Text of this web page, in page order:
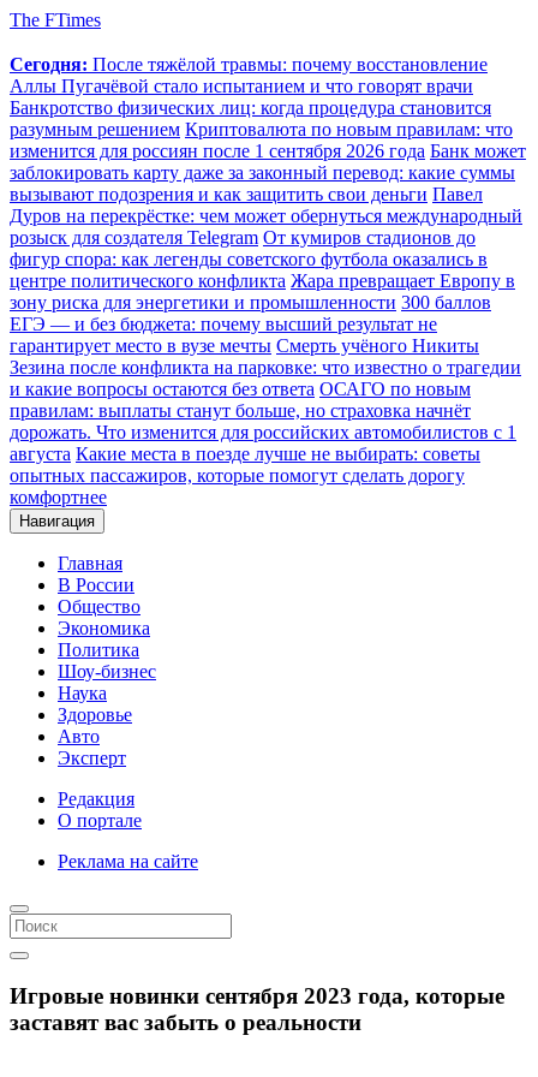
The FTimes
Сегодня: После тяжёлой травмы: почему восстановление
Аллы Пугачёвой стало испытанием и что говорят врачи
Банкротство физических лиц: когда процедура становится
разумным решением Криптовалюта по новым правилам: что
изменится для россиян после 1 сентября 2026 года Банк может
заблокировать карту даже за законный перевод: какие суммы
вызывают подозрения и как защитить свои деньги Павел
Дуров на перекрёстке: чем может обернуться международный
розыск для создателя Telegram От кумиров стадионов до
фигур спора: как легенды советского футбола оказались в
центре политического конфликта Жара превращает Европу в
зону риска для энергетики и промышленности 300 баллов
ЕГЭ — и без бюджета: почему высший результат не
гарантирует место в вузе мечты Смерть учёного Никиты
Зезина после конфликта на парковке: что известно о трагедии
и какие вопросы остаются без ответа ОСАГО по новым
правилам: выплаты станут больше, но страховка начнёт
дорожать. Что изменится для российских автомобилистов с 1
августа Какие места в поезде лучше не выбирать: советы
опытных пассажиров, которые помогут сделать дорогу
комфортнее
Навигация
Главная
В России
Общество
Экономика
Политика
Шоу-бизнес
Наука
Здоровье
Авто
Эксперт
Редакция
О портале
Реклама на сайте
Игровые новинки сентября 2023 года, которые
заставят вас забыть о реальности